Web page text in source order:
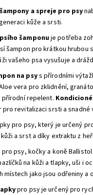
šampony a spreje pro psy
kůže a srsti.
psího šamponuje potřeba
šampon pro krátkou hrubou
vašeho psa vysušuje a
na psys přírodními
vera pro zklidnění,
přírodní repelent.
revitalizaci srsti a snadné
pro psy, který je určený
a srst a díky extraktu z
pro psy, kočky a koně
na kůži a tlapky, uši i
místech jako jsou odřeniny a
pro psy je určený pro